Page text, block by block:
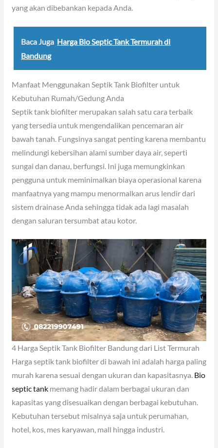
yang akan dibebankan kepada Anda.
Baca Juga Harga Bio Septic Tank Termurah di
Bandung
Manfaat Menggunakan Septik Tank Biofilter untuk
Kebutuhan Rumah/Gedung Anda
Septik tank biofilter merupakan salah satu cara terbaik
yang tersedia untuk mengendalikan pencemaran air
bawah tanah. Fungsinya sangat penting karena membantu
melindungi kebersihan alami sumber daya air, seperti
sungai dan danau, berfungsi. Ini juga memungkinkan
pengguna untuk meminimalkan biaya operasional karena
manfaatnya yang mampu menormalkan arus lendir dari
sistem drainase Anda sehingga tidak ada lagi masalah
dengan saluran tersumbat atau kotor.
4 Harga Septik Tank Biofilter Bandung dari List Termurah
Harga septik tank biofilter di bawah ini adalah harga paling
murah karena sesuai dengan ukuran dan kapasitasnya. Bio
septic tankmemang hadir dalam berbagai ukuran dan
kapasitas yang disesuaikan dengan berbagai kebutuhan.
Kebutuhan tersebut misalnya saja untuk perumahan,
hotel, kos, mes karyawan, mall hingga industri.